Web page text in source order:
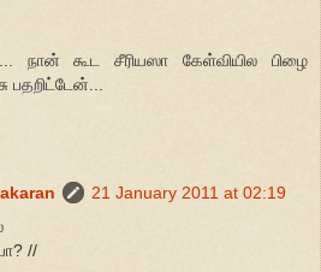
நான் கூட சீரியஸா கேள்வியில பிழை
பதறிட்டேன்...
21 January 2011 at 02:19
//